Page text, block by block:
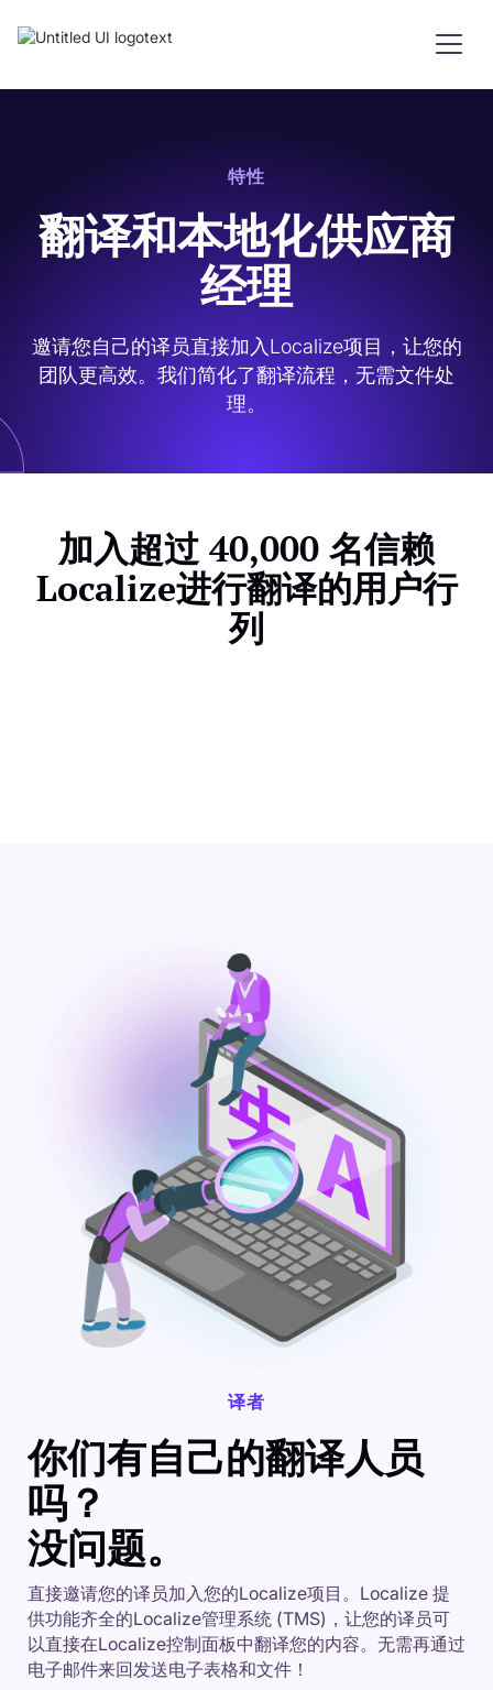
特性
翻译和本地化供应商
经理
邀请您自己的译员直接加入Localize项目，让您的
团队更高效。我们简化了翻译流程，无需文件处
理。
加入超过 40,000 名信赖
Localize进行翻译的用户行
列
译者
你们有自己的翻译人员
吗？
没问题。
直接邀请您的译员加入您的Localize项目。Localize 提
供功能齐全的Localize管理系统 (TMS)，让您的译员可
以直接在Localize控制面板中翻译您的内容。无需再通过
电子邮件来回发送电子表格和文件！